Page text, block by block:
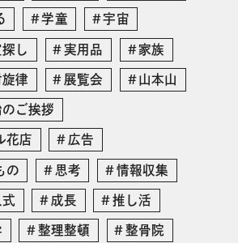
学童 宇宙
探し 実用品 家族
旋律 展覧会 山本山
ご挨拶
花店 広告
の 思考 情報収集
式 成長 推し活
整理整頓 整骨院